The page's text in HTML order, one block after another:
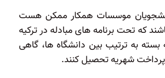
موسسات همکار ممکن هست
که تحت برنامه های مبادله در ترکیه
به ترتیب بین دانشگاه ها، گاهی
پرداخت شهریه تحصیل کنند.